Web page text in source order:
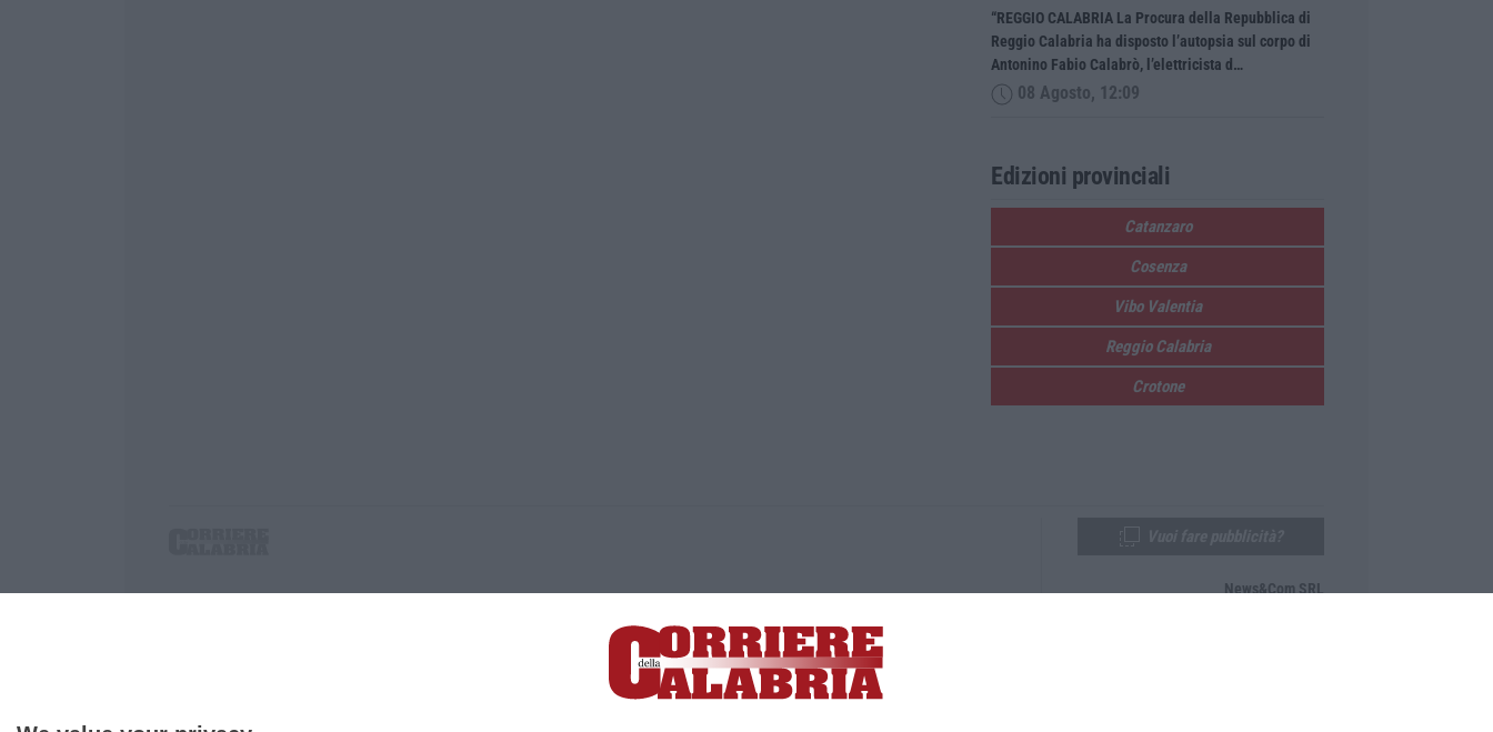
“REGGIO CALABRIA La Procura della Repubblica di
Reggio Calabria ha disposto l’autopsia sul corpo di
Antonino Fabio Calabrò, l’elettricista d…
08 Agosto, 12:09
Edizioni provinciali
Catanzaro
Cosenza
Vibo Valentia
Reggio Calabria
Crotone
P.IVA. 03199620794, Via del mare 6/G, S.Eufemia, Lamezia Terme (CZ)
Iscrizione tribunale di Lamezia Terme 5/2011 - Direttore responsabile Paola Militano |Privacy
News&Com SRL